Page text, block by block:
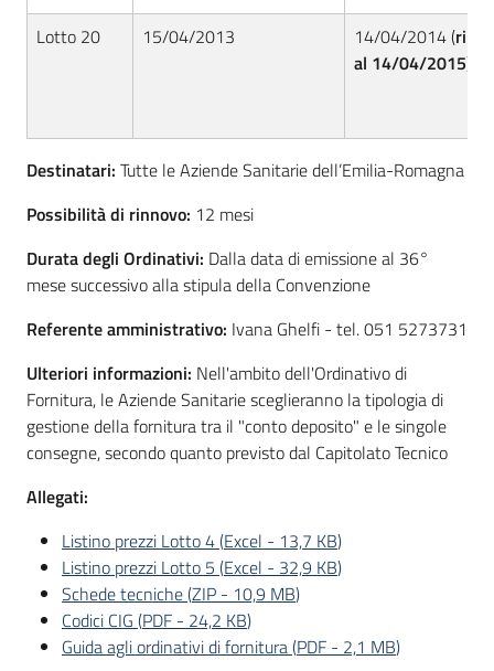
Lotto 20 15/04/2013 14/04/2014 (
al 14/04/2015)
Destinatari: Tutte le Aziende Sanitarie dell’Emilia-Romagna
Possibilità di rinnovo: 12 mesi
Durata degli Ordinativi: Dalla data di emissione al 36°
mese successivo alla stipula della Convenzione
Referente amministrativo: Ivana Ghelfi - tel. 051 5273731
Ulteriori informazioni: Nell'ambito dell'Ordinativo di
Fornitura, le Aziende Sanitarie sceglieranno la tipologia di
gestione della fornitura tra il "conto deposito" e le singole
consegne, secondo quanto previsto dal Capitolato Tecnico
Allegati:
Listino prezzi Lotto 4(Excel - 13,7 KB)
Listino prezzi Lotto 5 (Excel - 32,9 KB)
Schede tecniche(ZIP - 10,9 MB)
Codici CIG (PDF - 24,2 KB)
Guida agli ordinativi di fornitura(PDF - 2,1 MB)